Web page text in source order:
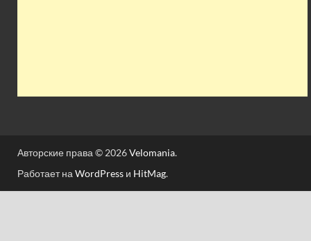
Авторские права © 2026Velomania.
Работает на WordPress и HitMag.